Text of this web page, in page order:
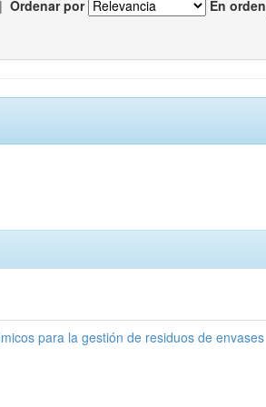
| Ordenar por En orden
para la gestión de residuos de envases